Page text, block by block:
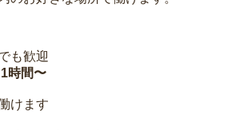
も歓迎
時間〜
けます